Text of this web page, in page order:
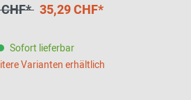
35,29 CHF*
Sofort lieferbar
Varianten erhältlich